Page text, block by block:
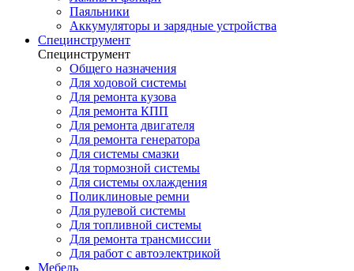
Паяльники
Аккумуляторы и зарядные устройства
Специнструмент
Специнструмент
Общего назначения
Для ходовой системы
Для ремонта кузова
Для ремонта КПП
Для ремонта двигателя
Для ремонта генератора
Для системы смазки
Для тормозной системы
Для системы охлаждения
Поликлиновые ремни
Для рулевой системы
Для топливной системы
Для ремонта трансмиссии
Для работ с автоэлектрикой
Мебель